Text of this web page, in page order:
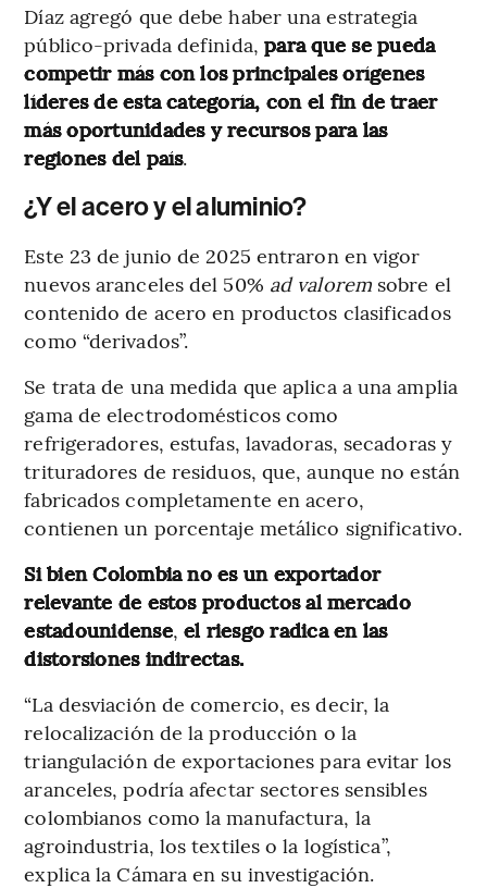
Díaz agregó que debe haber una estrategia
público-privada definida, para que se pueda
competir más con los principales orígenes
líderes de esta categoría, con el fin de traer
más oportunidades y recursos para las
regiones del país.
¿Y el acero y el aluminio?
Este 23 de junio de 2025 entraron en vigor
nuevos aranceles del 50% ad valoremsobre el
contenido de acero en productos clasificados
como “derivados”.
Se trata de una medida que aplica a una amplia
gama de electrodomésticos como
refrigeradores, estufas, lavadoras, secadoras y
trituradores de residuos, que, aunque no están
fabricados completamente en acero,
contienen un porcentaje metálico significativo.
Si bien Colombia no es un exportador
relevante de estos productos al mercado
estadounidense, el riesgo radica en las
distorsiones indirectas.
“La desviación de comercio, es decir, la
relocalización de la producción o la
triangulación de exportaciones para evitar los
aranceles, podría afectar sectores sensibles
colombianos como la manufactura, la
agroindustria, los textiles o la logística”,
explica la Cámara en su investigación.